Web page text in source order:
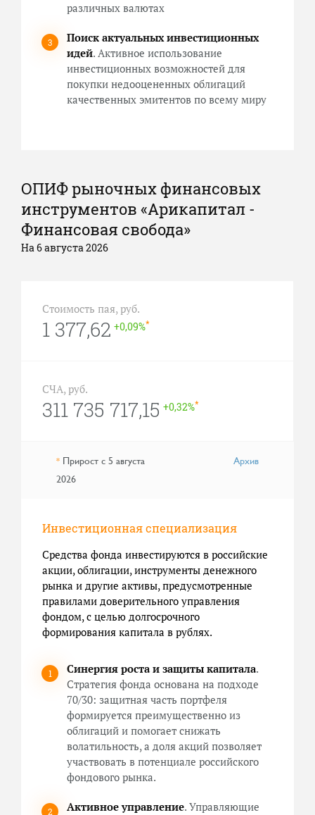
различных валютах
Поиск актуальных инвестиционных
идей. Активное использование
инвестиционных возможностей для
покупки недооцененных облигаций
качественных эмитентов по всему миру
ОПИФ рыночных финансовых
инструментов «Арикапитал -
Финансовая свобода»
На 6 августа 2026
Стоимость пая, руб.
1 377,62 +0,09%*
СЧА, руб.
311 735 717,15 +0,32%*
* Прирост с 5 августа
2026
Архив
Инвестиционная специализация
Средства фонда инвестируются в российские
акции, облигации, инструменты денежного
рынка и другие активы, предусмотренные
правилами доверительного управления
фондом, с целью долгосрочного
формирования капитала в рублях.
Синергия роста и защиты капитала.
Стратегия фонда основана на подходе
70/30: защитная часть портфеля
формируется преимущественно из
облигаций и помогает снижать
волатильность, а доля акций позволяет
участвовать в потенциале российского
фондового рынка.
Активное управление. Управляющие